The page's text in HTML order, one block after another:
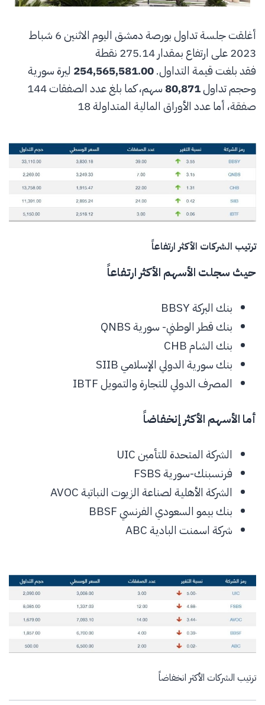
أغلقت جلسة تداول بورصة دمشق اليوم الاثنين 6 شباط
2023 على ارتفاع بمقدار 275.14 نقطة
فقد بلغت قيمة التداول.254,565,581.00 ليرة سورية
وحجم تداول80,871
سهم، كما بلغ عدد الصفقات 144
صفقة، أما عدد الأوراق المالية المتداولة 18
ترتيب الشركات الأكثر ارتفاعاً
حيث سجلت الأسهم الأكثر ارتفاعاً
بنك البركة BBSY
بنك قطر الوطني- سورية QNBS
بنك الشام CHB
بنك سورية الدولي الإسلامي SIIB
المصرف الدولي للتجارة والتمويل IBTF
أما الأسهم الأكثر إنخفاضاً
الشركة المتحدة للتأمين UIC
فرنسبنك-سورية FSBS
الشركة الأهلية لصناعة الزيوت النباتية AVOC
بنك بيمو السعودي الفرنسي BBSF
شركة اسمنت البادية ABC
ترتيب الشركات الأكثر انخفاضاً